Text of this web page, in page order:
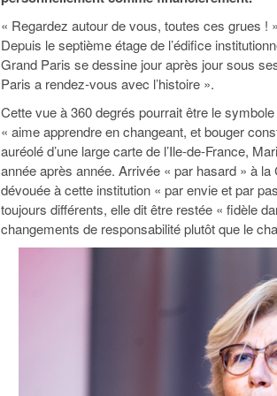
redessinent
16 juillet 2026
« Regardez autour de vous, toutes ces grues !
Depuis le septième étage de l’édifice
Grand Paris se dessine jour après jour sous
Paris a rendez-vous avec l’histoire ».
Cette vue à 360 degrés pourrait être le
« aime apprendre en changeant, et bouger
auréolé d’une large carte de l’Ile-de-France,
année après année. Arrivée « par hasard » à
dévouée à cette institution « par envie et par
toujours différents, elle dit être restée « fidèle
changements de responsabilité plutôt que le